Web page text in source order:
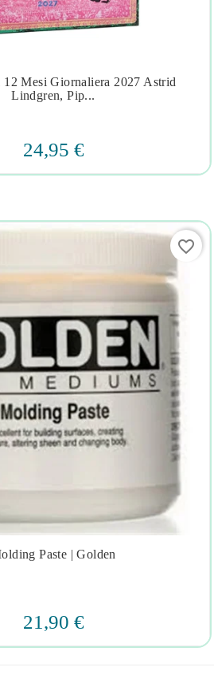
 
Mesi Giornaliera 2027 Astrid
Lindgren, Pip...
24,95 €
 
Paste | Golden
21,90 €
favorite_border